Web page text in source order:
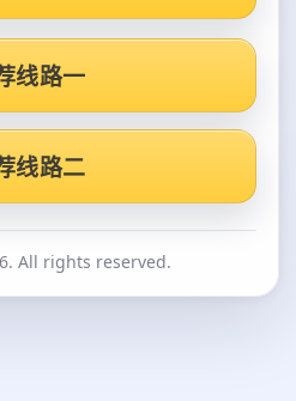
线路一
线路二
All rights reserved.